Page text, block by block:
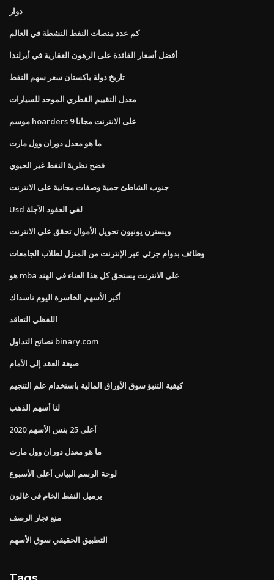
دوار
كم عدد منصات النفط النشطة في العالم
أفضل أسعار الفائدة على الرهون العقارية في أيرلندا
تاريخ دولة باكستان سعر سهم النفط
معدل التقييم القطري الموحد للسيارات
موسم hoarders 9 على الانترنت مجانا
ما هو معدل دوران وول مارت
فضح نظرية النفط غير الحيوي
جنوب الشاطئ حمية وصفات مجانية على الانترنت
Usd لفي العقود الآجلة
ويسترن يونيون تحويل الأموال تحقق على الانترنت
وظائف بدوام جزئي عبر الإنترنت من المنزل لطلاب الجامعات
هو mba على الانترنت يستحق كل هذا العناء في الهند
أكبر الأسهم الخاسرة اليوم ناسداك
اللفظي التعاقد
نصائح التداول binary.com
صيغة العقد إلى الأمام
كيفية التنبؤ سوق الأوراق المالية باستخدام علم التنجيم
لنا أسهم الذهب
أعلى 25 بنس الأسهم 2020
ما هو معدل دوران وول مارت
لوحة الرسم البياني أعلى الأسبوع
برميل النفط الخام في غالون
منع تجار الرصف
التطبيق الحقيقي سوق الأسهم